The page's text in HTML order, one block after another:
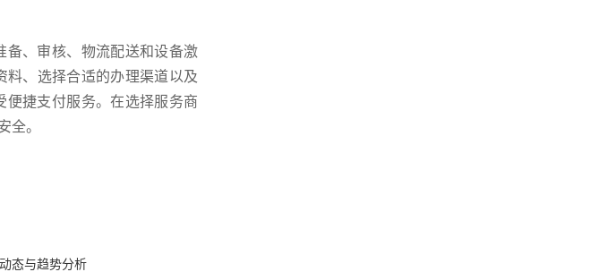
备、审核、物流配送和设备激
、选择合适的办理渠道以及
便捷支付服务。在选择服务商
。
态与趋势分析